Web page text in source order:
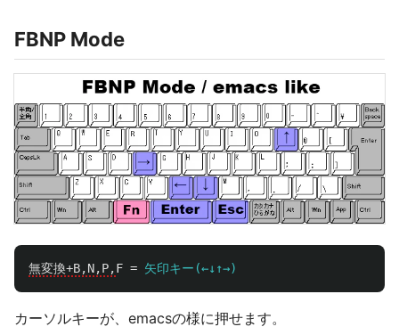
FBNP Mode
無変換+B,N,P,F = 矢印キー(←↓↑→)
カーソルキーが、emacsの様に押せます。